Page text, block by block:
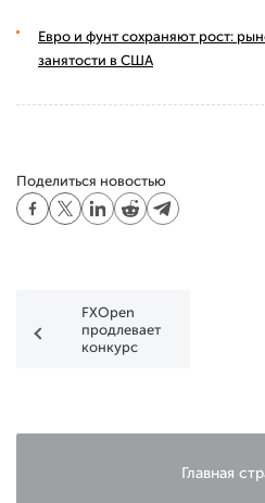
Евро и фунт сохраняют рост:
занятости в США
Поделиться новостью
FXOpen
продлевает
конкурс
Главная